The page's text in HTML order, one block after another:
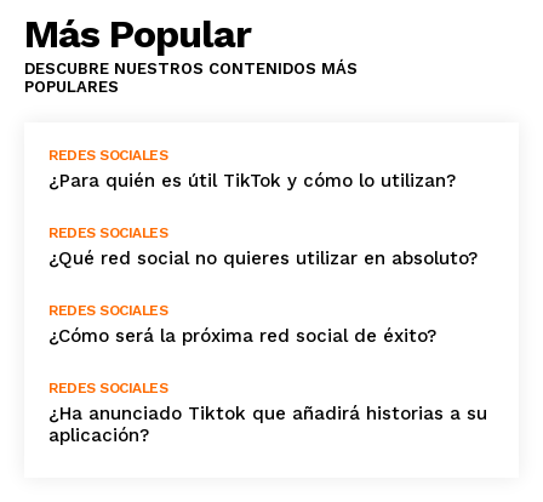
Más Popular
DESCUBRE NUESTROS CONTENIDOS MÁS
POPULARES
REDES SOCIALES
¿Para quién es útil TikTok y cómo lo utilizan?
REDES SOCIALES
¿Qué red social no quieres utilizar en absoluto?
REDES SOCIALES
¿Cómo será la próxima red social de éxito?
REDES SOCIALES
¿Ha anunciado Tiktok que añadirá historias a su
aplicación?